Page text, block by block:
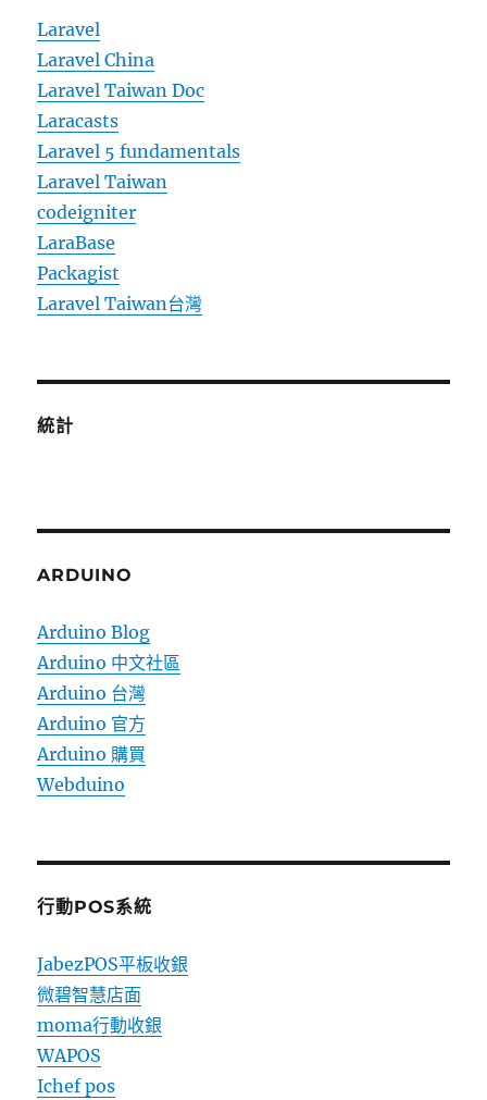
Laravel
Laravel China
Laravel Taiwan Doc
Laracasts
Laravel 5 fundamentals
Laravel Taiwan
codeigniter
LaraBase
Packagist
Laravel Taiwan台灣
統計
ARDUINO
Arduino Blog
Arduino 中文社區
Arduino 台灣
Arduino 官方
Arduino 購買
Webduino
行動POS系統
JabezPOS平板收銀
微碧智慧店面
moma行動收銀
WAPOS
Ichef pos